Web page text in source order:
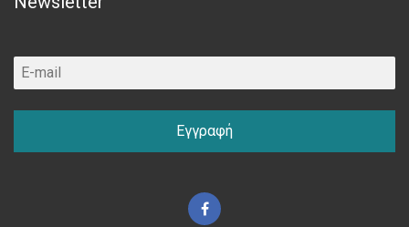
Εγγραφή
Facebook